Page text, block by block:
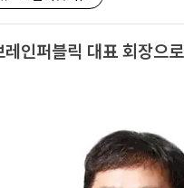
레인퍼블릭 대표 회장으